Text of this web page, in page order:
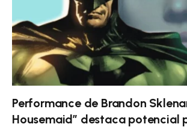
Performance de Brandon
Housemaid” destaca potencial